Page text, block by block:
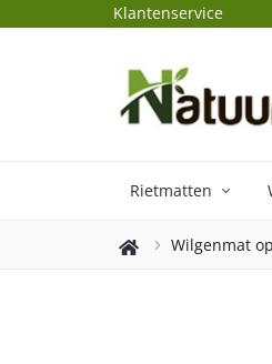
Klantenservice
Rietmatten
Wilgenmat